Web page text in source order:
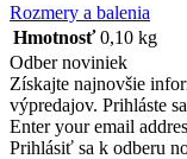
Rozmery a balenia
Hmotnosť 0,10 kg
Odber noviniek
Získajte najnovšie
výpredajov. Prihláste
Enter your email
Prihlásiť sa k odberu